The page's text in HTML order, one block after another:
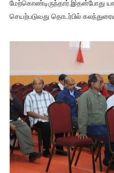
மேற்கொண்டிருந்தார்.இதன்போது
செயற்படுவது தொடர்பில்